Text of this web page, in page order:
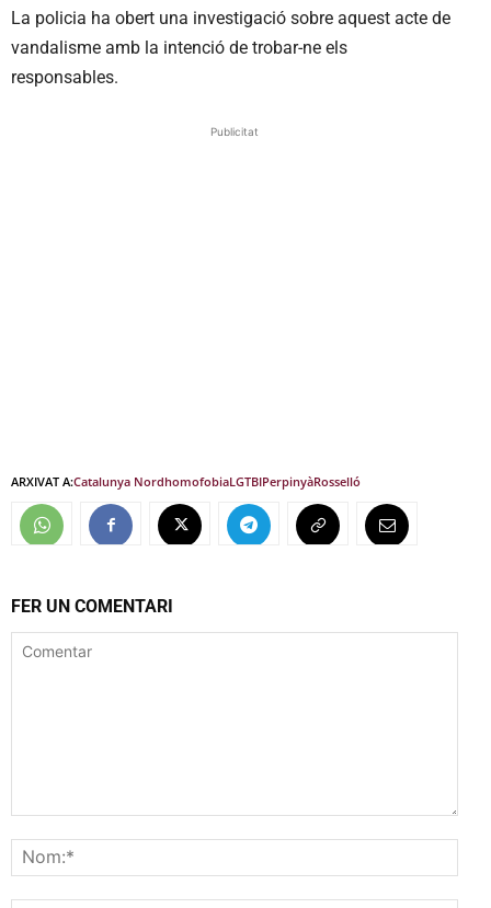
La policia ha obert una investigació sobre aquest acte de
vandalisme amb la intenció de trobar-ne els
responsables.
Publicitat
ARXIVAT A:Catalunya NordhomofobiaLGTBIPerpinyàRosselló
FER UN COMENTARI